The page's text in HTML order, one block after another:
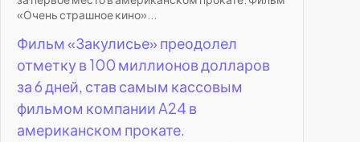
«Очень страшное кино»...
Фильм «Закулисье» преодолел
отметку в 100 миллионов долларов
за 6 дней, став самым кассовым
фильмом компании A24 в
американском прокате.